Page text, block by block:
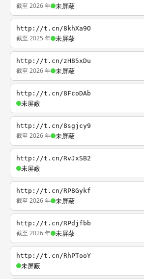
截至 2026 年 未屏蔽
http://t.cn/8khXa9O
截至 2025 年 未屏蔽
http://t.cn/zH85xDu
截至 2026 年 未屏蔽
http://t.cn/8FcoDAb
未屏蔽
http://t.cn/8sgjcy9
截至 2026 年 未屏蔽
http://t.cn/RvJxSB2
未屏蔽
http://t.cn/RP8Gykf
截至 2026 年 未屏蔽
http://t.cn/RPdjfbb
截至 2026 年 未屏蔽
http://t.cn/RhPTooY
未屏蔽